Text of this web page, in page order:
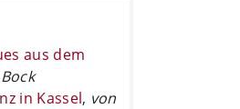
aus dem
in Kassel, von